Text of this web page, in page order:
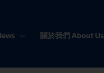
關於我們 About Us